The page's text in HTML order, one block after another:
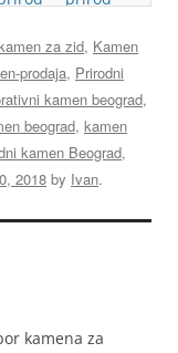
za zid, Kamen
prodaja, Prirodni
kamen beograd,
beograd, kamen
kamen Beograd,
2018 by Ivan.
kamena za